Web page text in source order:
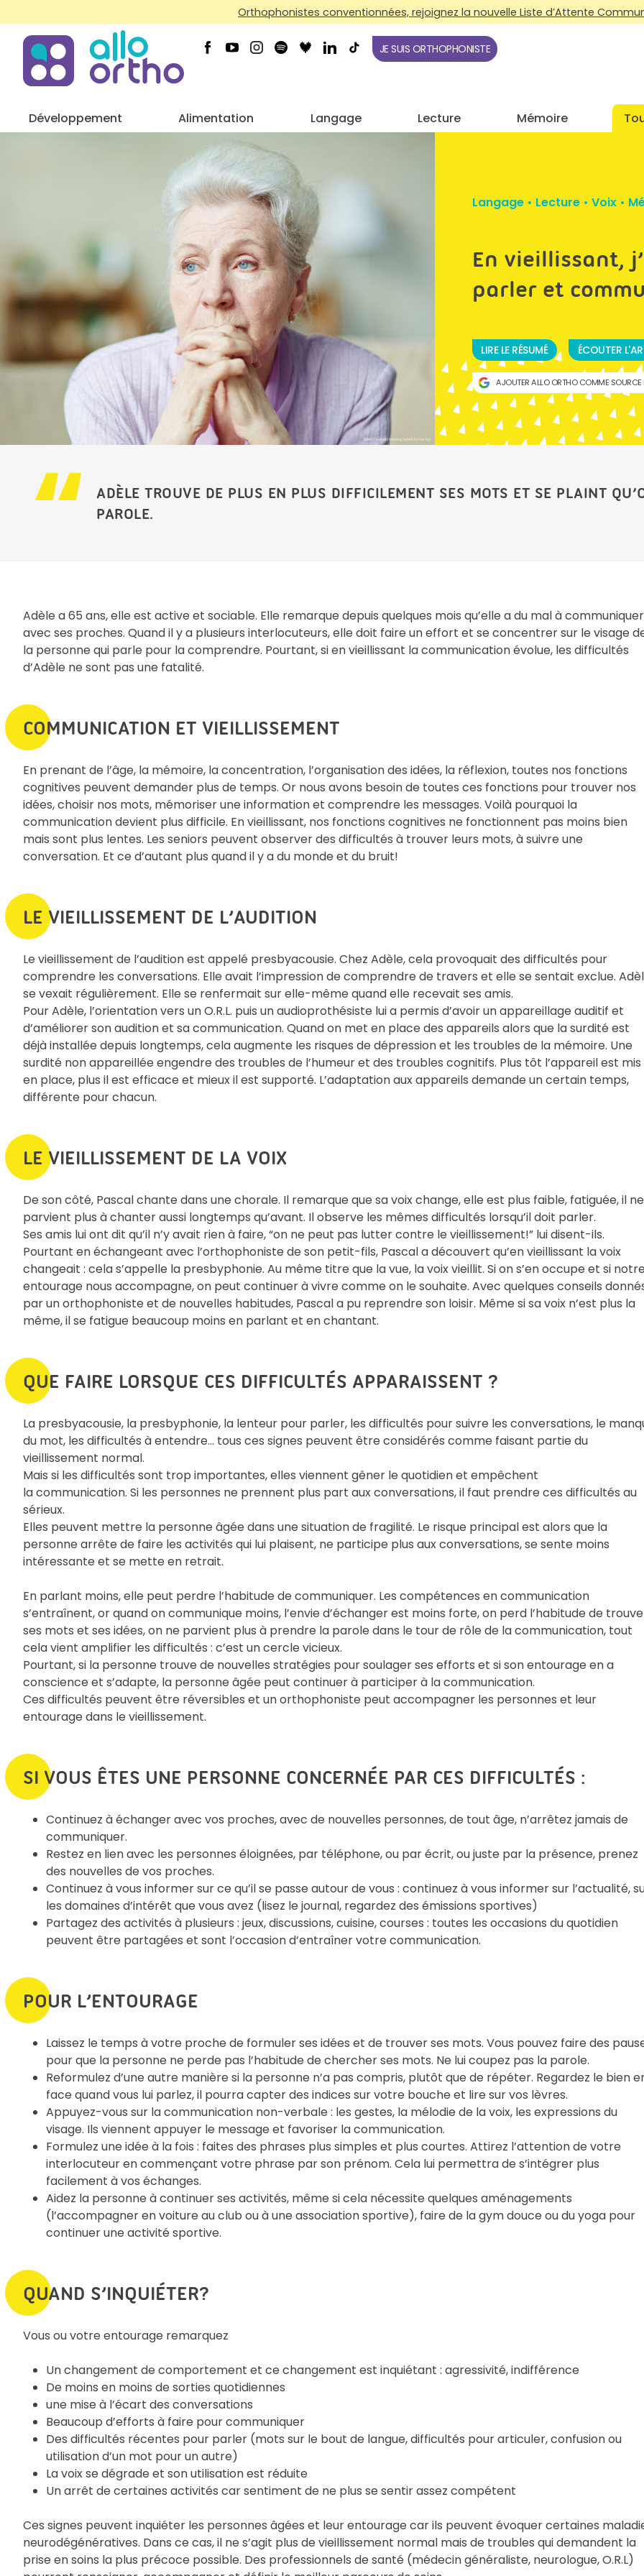
Orthophonistes conventionnées, rejoignez la nouvelle Liste d’Attente
JE SUIS ORTHOPHONISTE
Développement Alimentation Langage Lecture Mémoire
Elderly woman keeping hands by her lips
Langage• Lecture• Voix•
En vieillissant,
parler et
LIRE LE RÉSUMÉ ÉCOUTER
AJOUTER ALLO ORTHO COMME SOURCE
ADÈLE TROUVE DE PLUS EN PLUS DIFFICILEMENT SES MOTS ET SE PLAINT
PAROLE.
Adèle a 65 ans, elle est active et sociable. Elle remarque depuis quelques mois qu’elle a du mal à communiquer
avec ses proches. Quand il y a plusieurs interlocuteurs, elle doit faire un effort et se concentrer sur le visage
la personne qui parle pour la comprendre. Pourtant, si en vieillissant la communication évolue, les difficultés
d’Adèle ne sont pas une fatalité.
COMMUNICATION ET VIEILLISSEMENT
En prenant de l’âge, la mémoire, la concentration, l’organisation des idées, la réflexion, toutes nos fonctions
cognitives peuvent demander plus de temps. Or nous avons besoin de toutes ces fonctions pour trouver nos
idées, choisir nos mots, mémoriser une information et comprendre les messages. Voilà pourquoi la
communication devient plus difficile. En vieillissant, nos fonctions cognitives ne fonctionnent pas moins bien
mais sont plus lentes. Les seniors peuvent observer des difficultés à trouver leurs mots, à suivre une
conversation. Et ce d’autant plus quand il y a du monde et du bruit!
LE VIEILLISSEMENT DE L’AUDITION
Le vieillissement de l’audition est appelé presbyacousie. Chez Adèle, cela provoquait des difficultés pour
comprendre les conversations. Elle avait l’impression de comprendre de travers et elle se sentait exclue.
se vexait régulièrement. Elle se renfermait sur elle-même quand elle recevait ses amis.
Pour Adèle, l’orientation vers un O.R.L. puis un audioprothésiste lui a permis d’avoir un appareillage auditif et
d’améliorer son audition et sa communication. Quand on met en place des appareils alors que la surdité est
déjà installée depuis longtemps, cela augmente les risques de dépression et les troubles de la mémoire. Une
surdité non appareillée engendre des troubles de l’humeur et des troubles cognitifs. Plus tôt l’appareil est mis
en place, plus il est efficace et mieux il est supporté. L’adaptation aux appareils demande un certain temps,
différente pour chacun.
LE VIEILLISSEMENT DE LA VOIX
De son côté, Pascal chante dans une chorale. Il remarque que sa voix change, elle est plus faible, fatiguée, il ne
parvient plus à chanter aussi longtemps qu’avant. Il observe les mêmes difficultés lorsqu’il doit parler.
Ses amis lui ont dit qu’il n’y avait rien à faire, “on ne peut pas lutter contre le vieillissement!” lui disent-ils.
Pourtant en échangeant avec l’orthophoniste de son petit-fils, Pascal a découvert qu’en vieillissant la voix
changeait : cela s’appelle la presbyphonie. Au même titre que la vue, la voix vieillit. Si on s’en occupe et si
entourage nous accompagne, on peut continuer à vivre comme on le souhaite. Avec quelques conseils
par un orthophoniste et de nouvelles habitudes, Pascal a pu reprendre son loisir. Même si sa voix n’est plus la
même, il se fatigue beaucoup moins en parlant et en chantant.
QUE FAIRE LORSQUE CES DIFFICULTÉS APPARAISSENT ?
La presbyacousie, la presbyphonie, la lenteur pour parler, les difficultés pour suivre les conversations, le
du mot, les difficultés à entendre… tous ces signes peuvent être considérés comme faisant partie du
vieillissement normal.
Mais si les difficultés sont trop importantes, elles viennent gêner le quotidien et empêchent
la communication. Si les personnes ne prennent plus part aux conversations, il faut prendre ces difficultés au
sérieux.
Elles peuvent mettre la personne âgée dans une situation de fragilité. Le risque principal est alors que la
personne arrête de faire les activités qui lui plaisent, ne participe plus aux conversations, se sente moins
intéressante et se mette en retrait.
En parlant moins, elle peut perdre l’habitude de communiquer. Les compétences en communication
s’entraînent, or quand on communique moins, l’envie d’échanger est moins forte, on perd l’habitude de
ses mots et ses idées, on ne parvient plus à prendre la parole dans le tour de rôle de la communication, tout
cela vient amplifier les difficultés : c’est un cercle vicieux.
Pourtant, si la personne trouve de nouvelles stratégies pour soulager ses efforts et si son entourage en a
conscience et s’adapte, la personne âgée peut continuer à participer à la communication.
Ces difficultés peuvent être réversibles et un orthophoniste peut accompagner les personnes et leur
entourage dans le vieillissement.
SI VOUS ÊTES UNE PERSONNE CONCERNÉE PAR CES DIFFICULTÉS :
Continuez à échanger avec vos proches, avec de nouvelles personnes, de tout âge, n’arrêtez jamais de
communiquer.
Restez en lien avec les personnes éloignées, par téléphone, ou par écrit, ou juste par la présence, prenez
des nouvelles de vos proches.
Continuez à vous informer sur ce qu’il se passe autour de vous : continuez à vous informer sur l’actualité,
les domaines d’intérêt que vous avez (lisez le journal, regardez des émissions sportives)
Partagez des activités à plusieurs : jeux, discussions, cuisine, courses : toutes les occasions du quotidien
peuvent être partagées et sont l’occasion d’entraîner votre communication.
POUR L’ENTOURAGE
Laissez le temps à votre proche de formuler ses idées et de trouver ses mots. Vous pouvez faire des
pour que la personne ne perde pas l’habitude de chercher ses mots. Ne lui coupez pas la parole.
Reformulez d’une autre manière si la personne n’a pas compris, plutôt que de répéter. Regardez le bien
face quand vous lui parlez, il pourra capter des indices sur votre bouche et lire sur vos lèvres.
Appuyez-vous sur la communication non-verbale : les gestes, la mélodie de la voix, les expressions du
visage. Ils viennent appuyer le message et favoriser la communication.
Formulez une idée à la fois : faites des phrases plus simples et plus courtes. Attirez l’attention de votre
interlocuteur en commençant votre phrase par son prénom. Cela lui permettra de s’intégrer plus
facilement à vos échanges.
Aidez la personne à continuer ses activités, même si cela nécessite quelques aménagements
(l’accompagner en voiture au club ou à une association sportive), faire de la gym douce ou du yoga pour
continuer une activité sportive.
QUAND S’INQUIÉTER?
Vous ou votre entourage remarquez
Un changement de comportement et ce changement est inquiétant : agressivité, indifférence
De moins en moins de sorties quotidiennes
une mise à l’écart des conversations
Beaucoup d’efforts à faire pour communiquer
Des difficultés récentes pour parler (mots sur le bout de langue, difficultés pour articuler, confusion ou
utilisation d’un mot pour un autre)
La voix se dégrade et son utilisation est réduite
Un arrêt de certaines activités car sentiment de ne plus se sentir assez compétent
Ces signes peuvent inquiéter les personnes âgées et leur entourage car ils peuvent évoquer certaines
neurodégénératives. Dans ce cas, il ne s’agit plus de vieillissement normal mais de troubles qui demandent la
prise en soins la plus précoce possible. Des professionnels de santé (médecin généraliste, neurologue, O.R.L)